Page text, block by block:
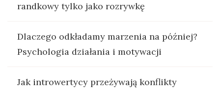
randkowy tylko jako rozrywkę
Dlaczego odkładamy marzenia na później?
Psychologia działania i motywacji
Jak introwertycy przeżywają konflikty